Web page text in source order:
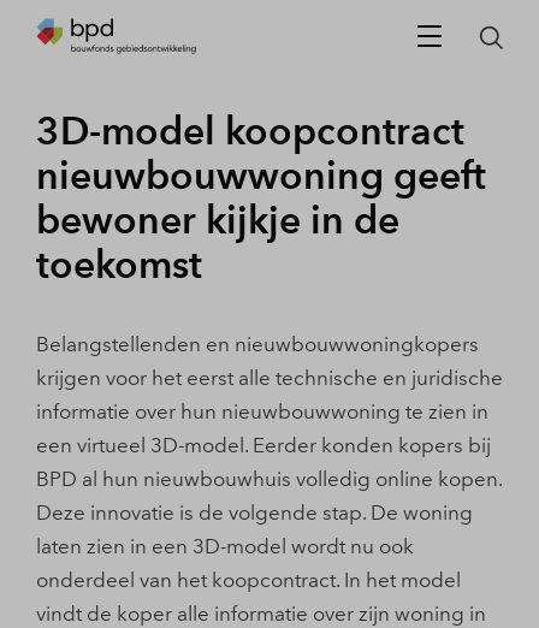
3D-model koopcontract
nieuwbouwwoning geeft
bewoner kijkje in de
toekomst
Belangstellenden en nieuwbouwwoningkopers
krijgen voor het eerst alle technische en juridische
informatie over hun nieuwbouwwoning te zien in
een virtueel 3D-model. Eerder konden kopers bij
BPD al hun nieuwbouwhuis volledig online kopen.
Deze innovatie is de volgende stap. De woning
laten zien in een 3D-model wordt nu ook
onderdeel van het koopcontract. In het model
vindt de koper alle informatie over zijn woning in